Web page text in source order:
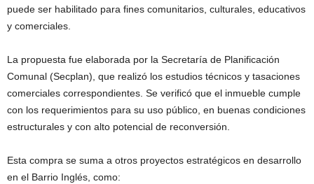
puede ser habilitado para fines comunitarios, culturales, educativos
y comerciales.
La propuesta fue elaborada por la Secretaría de Planificación
Comunal (Secplan), que realizó los estudios técnicos y tasaciones
comerciales correspondientes. Se verificó que el inmueble cumple
con los requerimientos para su uso público, en buenas condiciones
estructurales y con alto potencial de reconversión.
Esta compra se suma a otros proyectos estratégicos en desarrollo
en el Barrio Inglés, como: